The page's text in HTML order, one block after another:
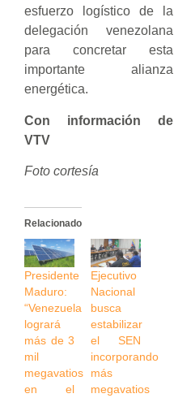
esfuerzo logístico de la
delegación venezolana
para concretar esta
importante alianza
energética.
Con información de
VTV
Foto cortesía
Relacionado
Presidente
Maduro:
“Venezuela
logrará
más de 3
mil
megavatios
en el
Ejecutivo
Nacional
busca
estabilizar
el SEN
incorporando
más
megavatios